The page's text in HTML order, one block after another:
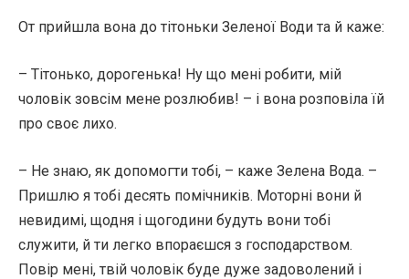
От прийшла вона до тітоньки Зеленої Води та й каже:
– Тітонько, дорогенька! Ну що мені робити, мій
чоловік зовсім мене розлюбив! – і вона розповіла їй
про своє лихо.
– Не знаю, як допомогти тобі, – каже Зелена Вода. –
Пришлю я тобі десять помічників. Моторні вони й
невидимі, щодня і щогодини будуть вони тобі
служити, й ти легко впораєшся з господарством.
Повір мені, твій чоловік буде дуже задоволений і